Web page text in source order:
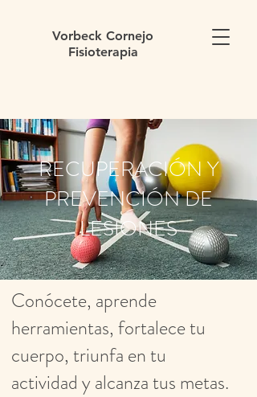
Vorbeck Cornejo
Fisioterapia
RECUPERACIÓN Y
PREVENCIÓN DE
LESIONES
Conócete, aprende
herramientas, fortalece tu
cuerpo, triunfa en tu
actividad y alcanza tus metas.